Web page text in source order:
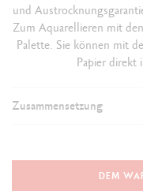
und
Zum Aquarellieren mit
Palette. Sie können mit
Papier direkt
Zusammensetzung
Hochwertige Tinte auf
DEM